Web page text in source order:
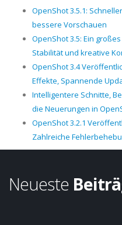
OpenShot 3.5.1:
bessere Vorschauen
OpenShot 3.5: Ein
Stabilität und kreative
OpenShot 3.4
Effekte, Spannende
Intelligentere Schnitte,
die Neuerungen in
OpenShot 3.2.1
Zahlreiche
Neueste